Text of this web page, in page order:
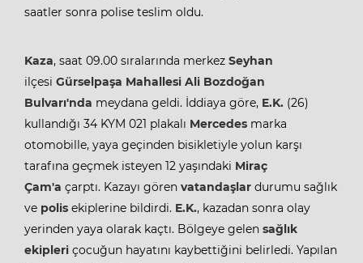
saatler sonra polise teslim oldu.
Kaza, saat 09.00 sıralarında merkez Seyhan
ilçesi Gürselpaşa Mahallesi Ali Bozdoğan
Bulvarı'nda meydana geldi. İddiaya göre, E.K. (26)
kullandığı 34 KYM 021 plakalı Mercedes marka
otomobille, yaya geçinden bisikletiyle yolun karşı
tarafına geçmek isteyen 12 yaşındaki Miraç
Çam'a çarptı. Kazayı gören vatandaşlar durumu sağlık
ve polis ekiplerine bildirdi. E.K., kazadan sonra olay
yerinden yaya olarak kaçtı. Bölgeye gelen sağlık
ekipleri çocuğun hayatını kaybettiğini belirledi. Yapılan